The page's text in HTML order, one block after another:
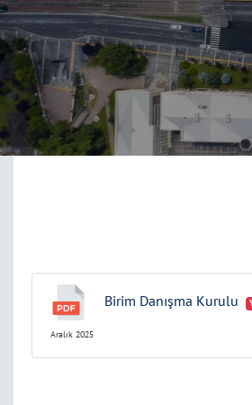
Birim Danışma Kurulu
Aralık 2025